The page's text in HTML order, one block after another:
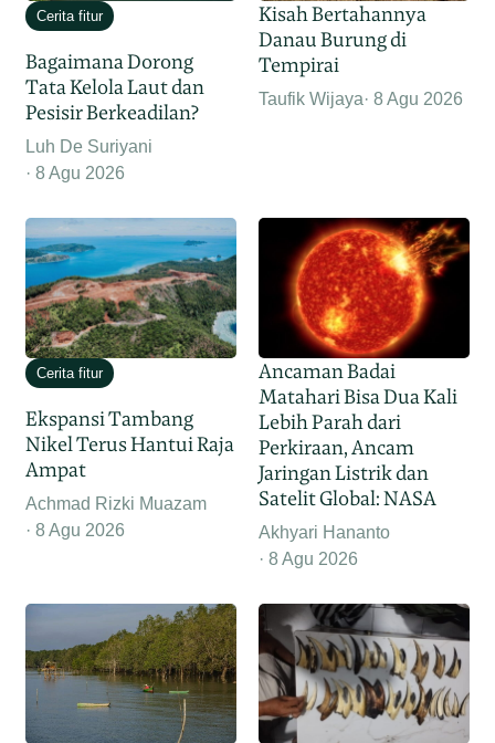
Cerita fitur
Bagaimana Dorong
Tata Kelola Laut dan
Pesisir Berkeadilan?
Luh De Suriyani
8 Agu 2026
Kisah Bertahannya
Danau Burung di
Tempirai
Taufik Wijaya 8 Agu 2026
Cerita fitur
Ekspansi Tambang
Nikel Terus Hantui Raja
Ampat
Achmad Rizki Muazam
8 Agu 2026
Ancaman Badai
Matahari Bisa Dua Kali
Lebih Parah dari
Perkiraan, Ancam
Jaringan Listrik dan
Satelit Global: NASA
Akhyari Hananto
8 Agu 2026